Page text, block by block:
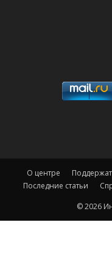
О центре
Последние статьи
© 2026